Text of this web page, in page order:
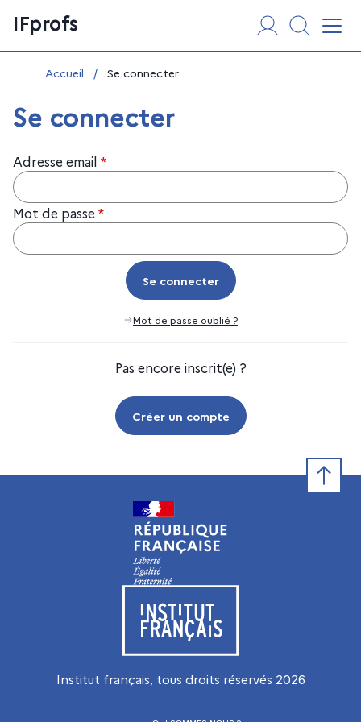
au
contenu
IFprofs
Vous êtes ici :
Accueil / Se connecter
Se connecter
Adresse email *
Mot de passe *
Se connecter
Se connecter
Mot de passe oublié ?
Pas encore inscrit(e) ?
Créer un compte
Visiter le site de l’Institut français
Institut français, tous droits réservés 2026